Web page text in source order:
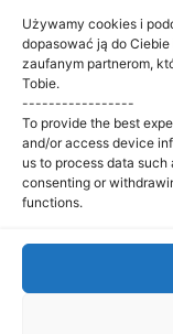
Używamy cookies i
dopasować ją do
zaufanym partnerom,
Tobie.
-----------------
To provide the best
and/or access device
us to process data
consenting or
functions.